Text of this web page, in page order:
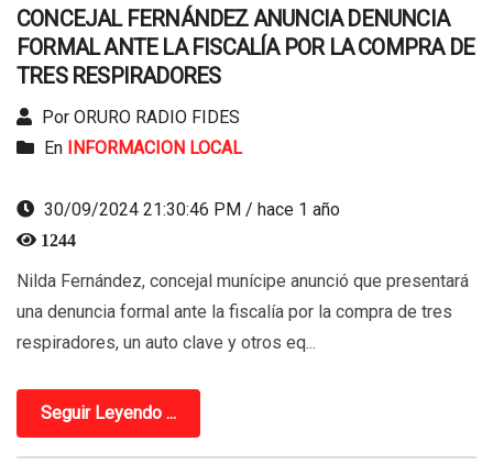
CONCEJAL FERNÁNDEZ ANUNCIA DENUNCIA
FORMAL ANTE LA FISCALÍA POR LA COMPRA DE
TRES RESPIRADORES
Por ORURO RADIO FIDES
En INFORMACION LOCAL
30/09/2024 21:30:46 PM / hace 1 año
1244
Nilda Fernández, concejal munícipe anunció que presentará
una denuncia formal ante la fiscalía por la compra de tres
respiradores, un auto clave y otros eq...
Seguir Leyendo ...